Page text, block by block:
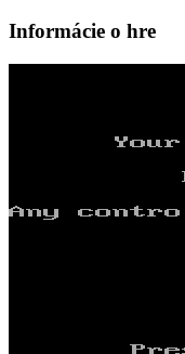
Informácie o hre